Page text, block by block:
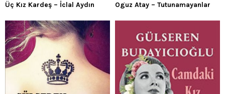
Üç Kız Kardeş – İclal Aydın Oguz Atay – Tutunamayanlar